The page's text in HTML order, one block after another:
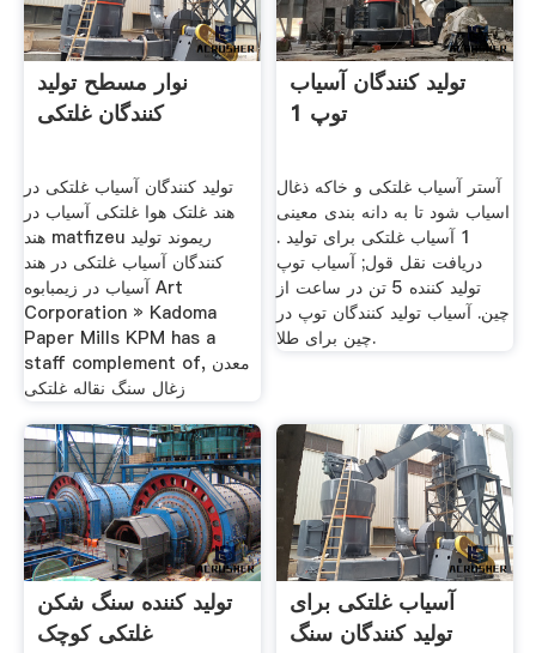
نوار مسطح تولید
کنندگان غلتکی
تولید کنندگان آسیاب غلتکی در
هند غلتک هوا غلتکی آسیاب در
هند matfizeu ریموند تولید
کنندگان آسیاب غلتکی در هند
آسیاب در زیمبابوه Art
Corporation » Kadoma
Paper Mills KPM has a
staff complement of, معدن
زغال سنگ نقاله غلتکی
تولید کنندگان آسیاب
توپ 1
آستر آسیاب غلتکی و خاکه ذغال
اسیاب شود تا به دانه بندی معینی
1 آسیاب غلتکی برای تولید .
دریافت نقل قول; آسیاب توپ
تولید کننده 5 تن در ساعت از
چین. آسیاب تولید کنندگان توپ در
چین برای طلا.
تولید کننده سنگ شکن
غلتکی کوچک
آسیاب غلتکی برای
تولید کنندگان سنگ